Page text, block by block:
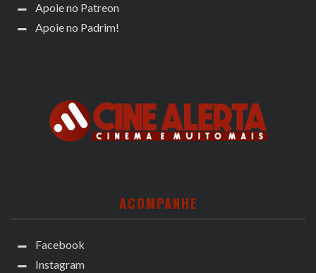
Apoie no Patreon
Apoie no Padrim!
ACOMPANHE
Facebook
Instagram